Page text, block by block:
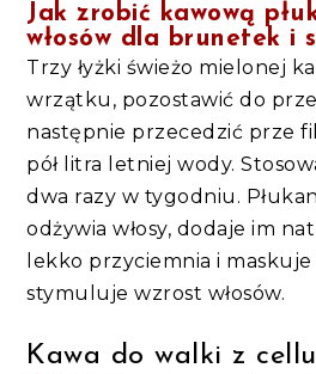
Jak zrobić kawową
włosów dla brunetek i
Trzy łyżki świeżo mielonej
wrzątku, pozostawić do
następnie przecedzić prze
pół litra letniej wody.
dwa razy w tygodniu.
odżywia włosy, dodaje im
lekko przyciemnia i maskuje
stymuluje wzrost włosów.
Kawa do walki z